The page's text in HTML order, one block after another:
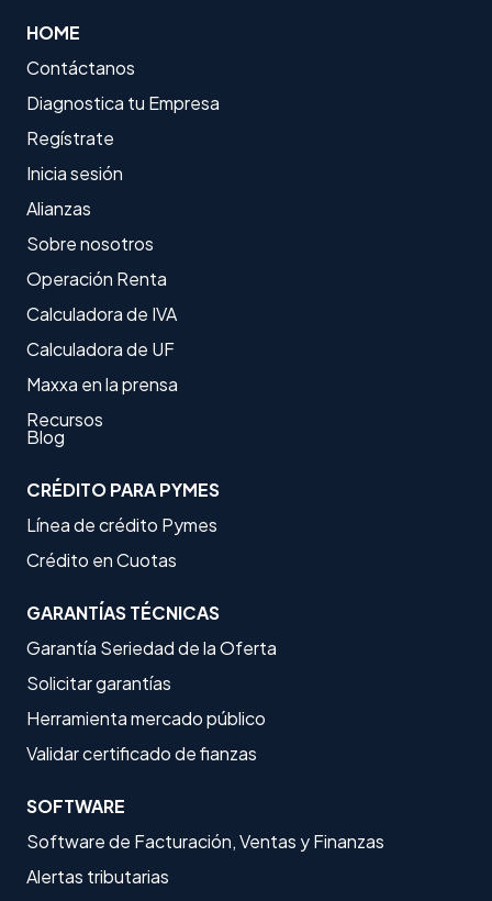
HOME
Contáctanos
Diagnostica tu Empresa
Regístrate
Inicia sesión
Alianzas
Sobre nosotros
Operación Renta
Calculadora de IVA
Calculadora de UF
Maxxa en la prensa
Recursos
Blog
CRÉDITO PARA PYMES
Línea de crédito Pymes
Crédito en Cuotas
GARANTÍAS TÉCNICAS
Garantía Seriedad de la Oferta
Solicitar garantías
Herramienta mercado público
Validar certificado de fianzas
SOFTWARE
Software de Facturación, Ventas y Finanzas
Alertas tributarias